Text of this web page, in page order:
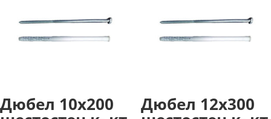
Дюбел 10х200 Дюбел 12х300